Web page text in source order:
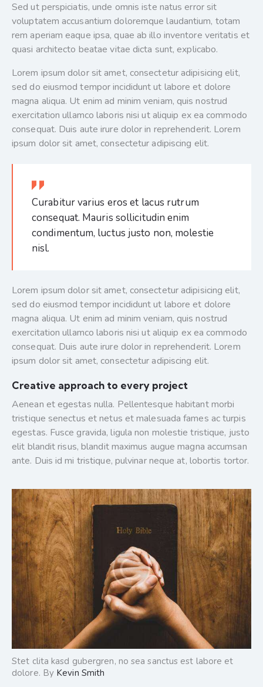
Sed ut perspiciatis, unde omnis iste natus error sit
voluptatem accusantium doloremque laudantium, totam
rem aperiam eaque ipsa, quae ab illo inventore veritatis et
quasi architecto beatae vitae dicta sunt, explicabo.
Lorem ipsum dolor sit amet, consectetur adipisicing elit,
sed do eiusmod tempor incididunt ut labore et dolore
magna aliqua. Ut enim ad minim veniam, quis nostrud
exercitation ullamco laboris nisi ut aliquip ex ea commodo
consequat. Duis aute irure dolor in reprehenderit. Lorem
ipsum dolor sit amet, consectetur adipiscing elit.
Curabitur varius eros et lacus rutrum
consequat. Mauris sollicitudin enim
condimentum, luctus justo non, molestie
nisl.
Lorem ipsum dolor sit amet, consectetur adipisicing elit,
sed do eiusmod tempor incididunt ut labore et dolore
magna aliqua. Ut enim ad minim veniam, quis nostrud
exercitation ullamco laboris nisi ut aliquip ex ea commodo
consequat. Duis aute irure dolor in reprehenderit. Lorem
ipsum dolor sit amet, consectetur adipiscing elit.
Creative approach to every project
Aenean et egestas nulla. Pellentesque habitant morbi
tristique senectus et netus et malesuada fames ac turpis
egestas. Fusce gravida, ligula non molestie tristique, justo
elit blandit risus, blandit maximus augue magna accumsan
ante. Duis id mi tristique, pulvinar neque at, lobortis tortor.
Stet clita kasd gubergren, no sea sanctus est labore et
dolore. By Kevin Smith